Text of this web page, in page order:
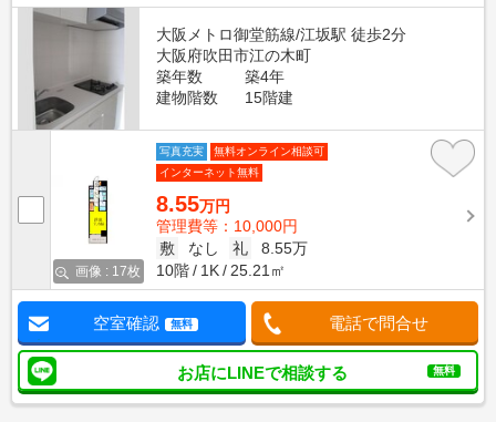
大阪メトロ御堂筋線/江坂駅 徒歩2分
大阪府吹田市江の木町
築年数
築4年
建物階数
15階建
画像 : 17枚
写真充実
無料オンライン相談可
インターネット無料
8.55万円
管理費等：10,000円
敷
なし 礼
8.55万
10階
1K 25.21㎡
空室確認 無料 電話で問合せ
お店にLINEで相談する 無料